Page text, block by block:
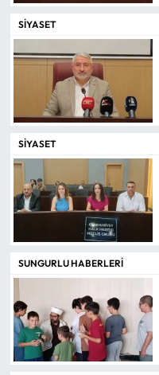
SIYASET
SIYASET
SUNGURLU HABERLERI
Mecitözü Haberleri
Oğuzlar Haberleri
Ortaköy Haberleri
Otomotiv
Resmi İlan
Resmi Reklam
Sağlık
Siyaset